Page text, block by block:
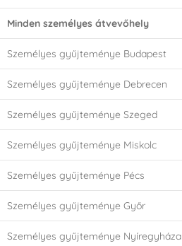
Minden személyes átvevőhely
Személyes gyűjteménye Budapest
Személyes gyűjteménye Debrecen
Személyes gyűjteménye Szeged
Személyes gyűjteménye Miskolc
Személyes gyűjteménye Pécs
Személyes gyűjteménye Győr
Személyes gyűjteménye Nyíregyháza